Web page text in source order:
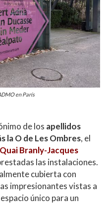
en París
de los apellidos
la O de Les Ombres, el
Quai Branly-Jacques
las instalaciones.
cubierta con
impresionantes vistas a
único para un